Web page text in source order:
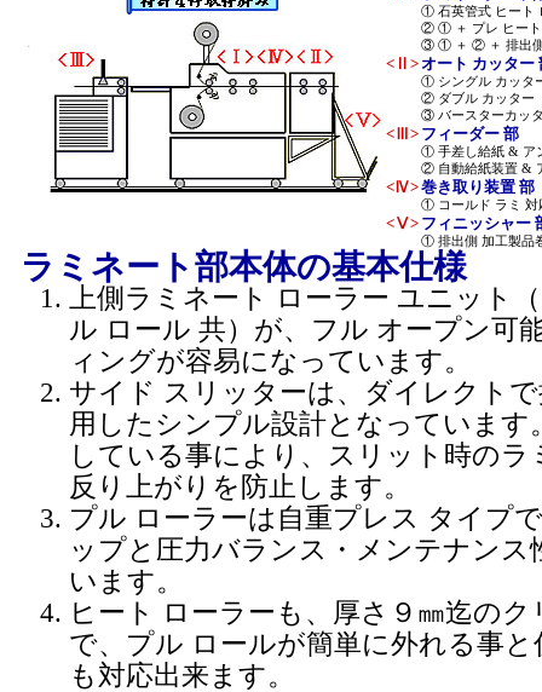
① 石英管式 ヒート
② ① ＋ プレ ヒート
③ ① ＋ ② ＋ 排出側
<Ⅱ>オート カッター
① シングル カッタ
② ダブル カッター
③ バースターカッ
<Ⅲ> フィーダー 部
① 手差し給紙 & ア
② 自動給紙装置 &
<Ⅳ>巻き取り装置 部
① コールド ラミ 対
<Ⅴ> フィニッシャー
① 排出側 加工製品
ラミネート部本体の基本仕様
上側ラミネート ローラー ユニット
ル ロール 共）が、フル オープン可
ィングが容易になっています。
サイド スリッターは、ダイレクト
用したシンプル設計となっています
している事により、スリット時のラ
反り上がりを防止します。
プル ローラーは自重プレス タイプ
ップと圧力バランス・メンテナンス
います。
ヒート ローラーも、厚さ９㎜迄の
で、プル ロールが簡単に外れる事
も対応出来ます。